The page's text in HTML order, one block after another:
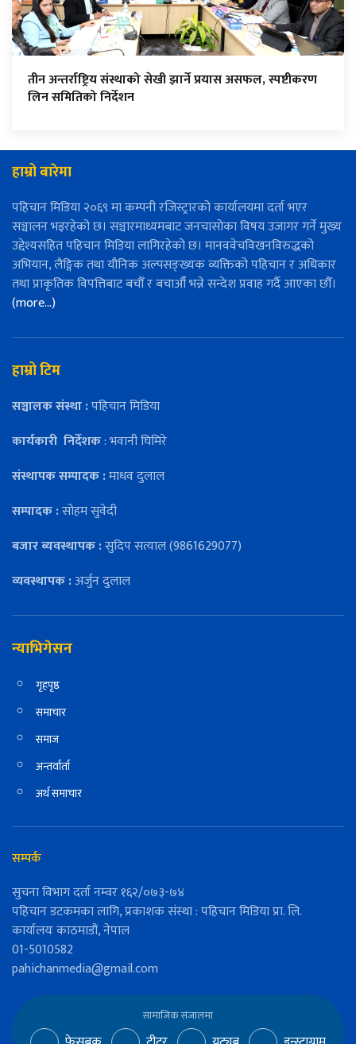
तीन अन्तर्राष्ट्रिय संस्थाको सेखी झार्ने प्रयास असफल, स्पष्टीकरण
लिन समितिको निर्देशन
हाम्रो बारेमा
पहिचान मिडिया २०६९ मा कम्पनी रजिस्ट्रारको कार्यालयमा दर्ता भएर
सञ्चालन भइरहेको छ। सञ्चारमाध्यमबाट जनचासोका विषय उजागर गर्ने मुख्य
उद्देश्यसहित पहिचान मिडिया लागिरहेको छ। मानववेचविखनविरुद्धको
अभियान, लैङ्गिक तथा यौनिक अल्पसङ्ख्यक व्यक्तिको पहिचान र अधिकार
तथा प्राकृतिक विपत्तिबाट बचौँ र बचाऔँ भन्ने सन्देश प्रवाह गर्दै आएका छौँ।
(more…)
हाम्रो टिम
सञ्चालक संस्था :पहिचान मिडिया
कार्यकारी निर्देशक: भवानी घिमिरे
संस्थापक सम्पादक :माधव दुलाल
सम्पादक :सोहम सुवेदी
बजार ब्यवस्थापक :सुदिप सत्याल (9861629077)
व्यवस्थापक :अर्जुन दुलाल
न्याभिगेसन
गृहपृष्ठ
समाचार
समाज
अन्तर्वार्ता
अर्थ समाचार
सम्पर्क
सुचना विभाग दर्ता नम्वर १६२/०७३-७४
पहिचान डटकमका लागि, प्रकाशक संस्था : पहिचान मिडिया प्रा. लि.
कार्यालयः काठमाडौं, नेपाल
01-5010582
pahichanmedia@gmail.com
सामाजिक संजालमा